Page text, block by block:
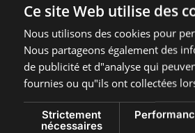
Ce site Web utilise des
Nous utilisons des cookies pour
Nous partageons également des
de publicité et d"analyse qui
fournies ou qu"ils ont collectées
Strictement
nécessaires